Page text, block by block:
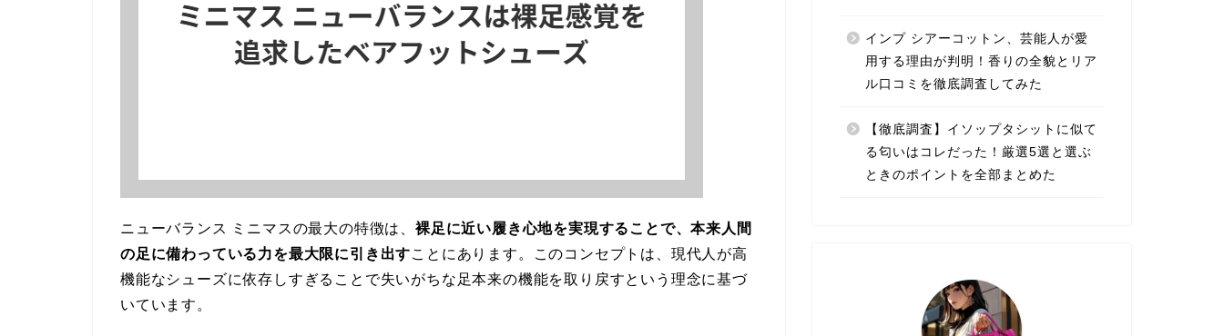
ニューバランス ミニマスの最大の特徴は、 裸足に近い履き心地を実現することで、本来人間
の足に備わっている力を最大限に引き出すことにあります。このコンセプトは、現代人が高
機能なシューズに依存しすぎることで失いがちな足本来の機能を取り戻すという理念に基づ
いています。
インプ シアーコットン、芸能人が愛
用する理由が判明！香りの全貌とリア
ル口コミを徹底調査してみた
【徹底調査】イソップタシットに似て
る匂いはコレだった！厳選5選と選ぶ
ときのポイントを全部まとめた